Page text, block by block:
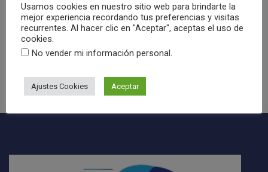
Usamos cookies en nuestro sitio web para brindarte la
mejor experiencia recordando tus preferencias y visitas
recurrentes. Al hacer clic en "Aceptar", aceptas el uso de
cookies.
No vender mi información personal.
Ajustes Cookies Aceptar